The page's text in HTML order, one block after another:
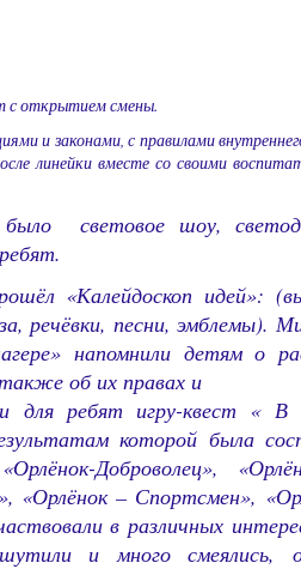
с открытием смены.
и законами, с правилами
линейки вместе со своими
световое шоу,
«Калейдоскоп идей»:
речёвки, песни, эмблемы).
напомнили детям о
об их правах и
для ребят игру-квест « В
которой была
Доброволец»,
«Орлёнок – Спортсмен»,
в различных
и много смеялись,